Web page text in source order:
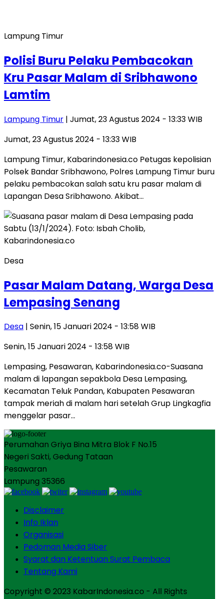
Lampung Timur
Polisi Buru Pelaku Pembacokan
Kru Pasar Malam di Sribhawono
Lamtim
Lampung Timur | Jumat, 23 Agustus 2024 - 13:33 WIB
Jumat, 23 Agustus 2024 - 13:33 WIB
Lampung Timur, Kabarindonesia.co Petugas kepolisian
Polsek Bandar Sribhawono, Polres Lampung Timur buru
pelaku pembacokan salah satu kru pasar malam di
Lapangan Desa Sribhawono. Akibat…
Desa
Pasar Malam Datang, Warga Desa
Lempasing Senang
Desa | Senin, 15 Januari 2024 - 13:58 WIB
Senin, 15 Januari 2024 - 13:58 WIB
Lempasing, Pesawaran, Kabarindonesia.co-Suasana
malam di lapangan sepakbola Desa Lempasing,
Kecamatan Teluk Pandan, Kabupaten Pesawaran
tampak meriah di malam hari setelah Grup Lingkagfia
menggelar pasar…
Perumahan Griya Bina Mitra Blok F No.15
Negeri Sakti, Gedung Tataan
Pesawaran
Lampung 35366
Disclaimer
Info Iklan
Organisasi
Pedoman Media Siber
Syarat dan Ketentuan Surat Pembaca
Tentang Kami
Copyright © 2023 KabarIndonesia.co - All Rights